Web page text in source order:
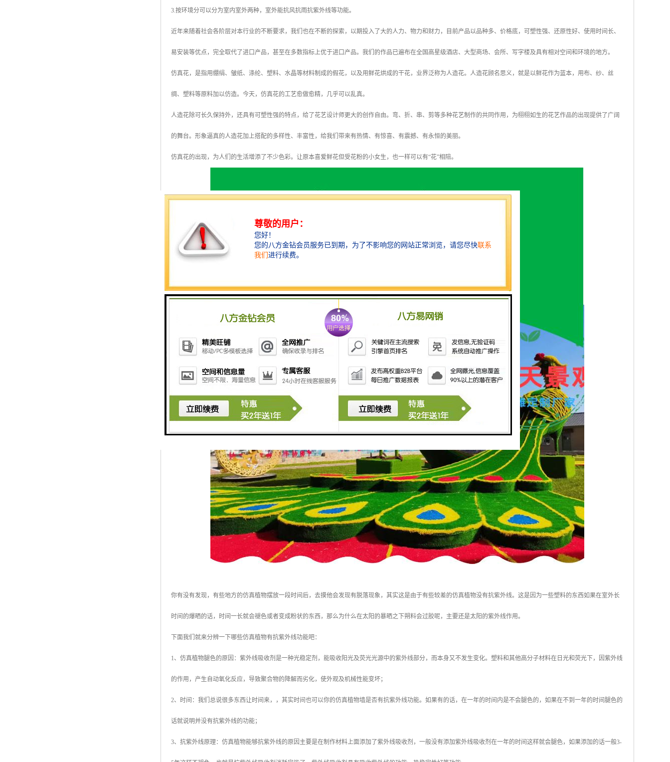
3.按环境分可以分为室内室外两种，室外能抗风抗雨抗紫外线等功能。
近年来随着社会各阶层对本行业的不断要求，我们也在不断的探索，以期投入了大的人力、物力和财力，目前产品以品种多、价格底，可塑性强、还原性好、使用时间长、
易安装等优点，完全取代了进口产品，甚至在多数指标上优于进口产品。我们的作品已遍布在全国高星级酒店、大型商场、会所、写字楼及具有相对空间和环境的地方。
仿真花，是指用绷绢、皱纸、涤纶、塑料、水晶等材料制成的假花，以及用鲜花烘成的干花，业界泛称为人造花。人造花顾名思义，就是以鲜花作为蓝本，用布、纱、丝
绸、塑料等原料加以仿造。今天，仿真花的工艺愈做愈精，几乎可以乱真。
人造花除可长久保持外，还具有可塑性强的特点，给了花艺设计师更大的创作自由。弯、折、串、剪等多种花艺制作的共同作用，为栩栩如生的花艺作品的出现提供了广阔
的舞台。形象逼真的人造花加上搭配的多样性、丰富性，给我们带来有热情、有惊喜、有震撼、有永恒的美丽。
仿真花的出现，为人们的生活增添了不少色彩。让原本喜爱鲜花但受花粉的小女生，也一样可以有“花”相陪。
你有没有发现，有些地方的仿真植物摆放一段时间后，去摸他会发现有脱落现象，其实这是由于有些较差的仿真植物没有抗紫外线。这是因为一些塑料的东西如果在室外长
时间的爆晒的话，时间一长就会褪色或者变成粉状的东西，那么为什么在太阳的暴晒之下朔料会过胶呢，主要还是太阳的紫外线作用。
下面我们就来分辨一下哪些仿真植物有抗紫外线功能吧：
1、仿真植物腿色的原因：紫外线吸收剂是一种光稳定剂，能吸收阳光及荧光光源中的紫外线部分，而本身又不发生变化。塑料和其他高分子材料在日光和荧光下，因紫外线
的作用，产生自动氧化反应，导致聚合物的降解而劣化，使外观及机械性能变坏；
2、时间：我们总说很多东西让时间来，，其实时间也可以你的仿真植物墙是否有抗紫外线功能。如果有的话，在一年的时间内是不会腿色的，如果在不到一年的时间腿色的
话就说明并没有抗紫外线的功能；
3、抗紫外线原理：仿真植物能够抗紫外线的原因主要是在制作材料上面添加了紫外线吸收剂，一般没有添加紫外线吸收剂在一年的时间这样就会腿色，如果添加的话一般3-